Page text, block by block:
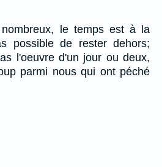
le temps est à la
possible de rester dehors;
l'oeuvre d'un jour ou deux,
parmi nous qui ont péché